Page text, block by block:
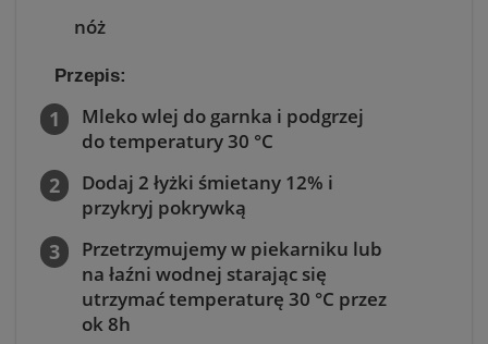
nóż
Przepis:
Mleko wlej do garnka i podgrzej
do temperatury 30 °C
Dodaj 2 łyżki śmietany 12% i
przykryj pokrywką
Przetrzymujemy w piekarniku lub
na łaźni wodnej starając się
utrzymać temperaturę 30 °C przez
ok 8h